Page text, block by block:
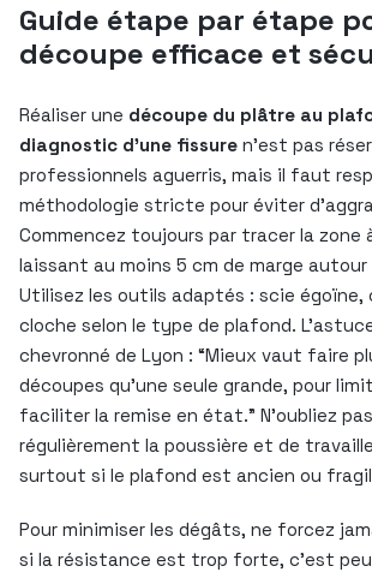
Guide étape par étape
découpe efficace et
Réaliser une découpe du plâtre au
diagnostic d’une fissure n’est pas
professionnels aguerris, mais il faut
méthodologie stricte pour éviter
Commencez toujours par tracer la zone
laissant au moins 5 cm de marge autour
Utilisez les outils adaptés : scie égoïne,
cloche selon le type de plafond.
chevronné de Lyon : “Mieux vaut faire
découpes qu’une seule grande, pour
faciliter la remise en état.” N’oubliez
régulièrement la poussière et de
surtout si le plafond est ancien ou
Pour minimiser les dégâts, ne forcez
si la résistance est trop forte, c’est